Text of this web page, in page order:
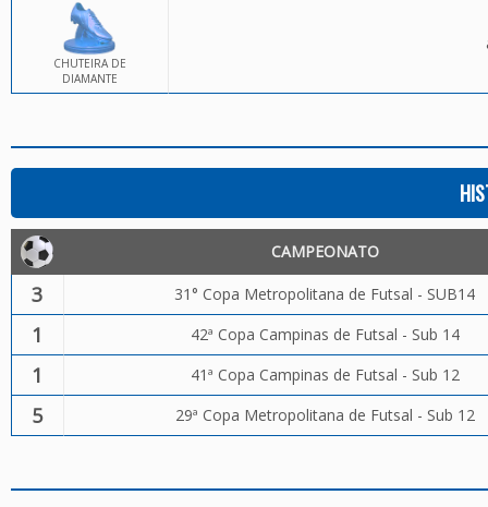
CHUTEIRA DE
DIAMANTE
CAMPEONATO
3 31° Copa Metropolitana de Futsal - SUB14
1 42ª Copa Campinas de Futsal - Sub 14
1 41ª Copa Campinas de Futsal - Sub 12
5 29ª Copa Metropolitana de Futsal - Sub 12